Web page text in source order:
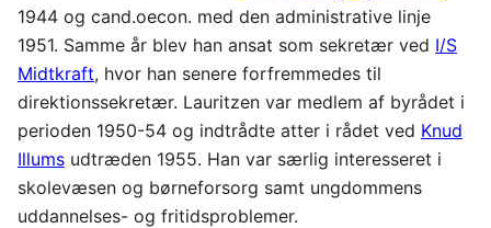
1944 og cand.oecon. med den administrative linje
1951. Samme år blev han ansat som sekretær ved I/S
Midtkraft, hvor han senere forfremmedes til
direktionssekretær. Lauritzen var medlem af byrådet i
perioden 1950-54 og indtrådte atter i rådet ved Knud
Illums udtræden 1955. Han var særlig interesseret i
skolevæsen og børneforsorg samt ungdommens
uddannelses- og fritidsproblemer.